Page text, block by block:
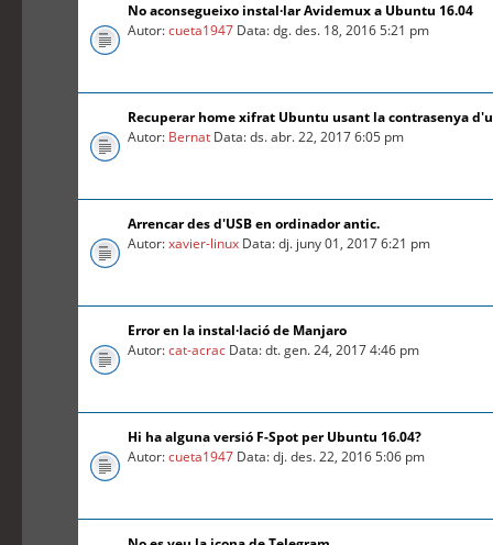
No aconsegueixo instal·lar Avidemux a Ubuntu 16.04
Autor:cueta1947 Data: dg. des. 18, 2016 5:21 pm
Recuperar home xifrat Ubuntu usant la contrasenya
Autor: Bernat Data: ds. abr. 22, 2017 6:05 pm
Arrencar des d'USB en ordinador antic.
Autor:xavier-linux Data: dj. juny 01, 2017 6:21 pm
Error en la instal·lació de Manjaro
Autor:cat-acrac Data: dt. gen. 24, 2017 4:46 pm
Hi ha alguna versió F-Spot per Ubuntu 16.04?
Autor:cueta1947 Data: dj. des. 22, 2016 5:06 pm